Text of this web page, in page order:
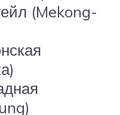
(Mekong-